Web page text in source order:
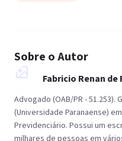
Sobre o Autor
Fabricio Renan
Advogado (OAB/PR - 51.253).
(Universidade Paranaense)
Previdenciário. Possui um
milhares de pessoas em